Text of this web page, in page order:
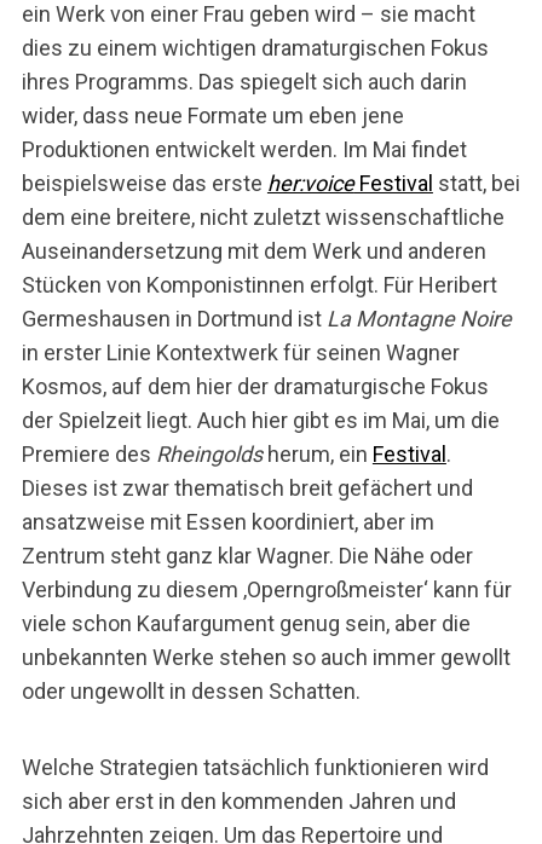
ein Werk von einer Frau geben wird – sie macht
dies zu einem wichtigen dramaturgischen Fokus
ihres Programms. Das spiegelt sich auch darin
wider, dass neue Formate um eben jene
Produktionen entwickelt werden. Im Mai findet
beispielsweise das erste her:voiceFestival statt, bei
dem eine breitere, nicht zuletzt wissenschaftliche
Auseinandersetzung mit dem Werk und anderen
Stücken von Komponistinnen erfolgt. Für Heribert
Germeshausen in Dortmund ist La Montagne Noire
in erster Linie Kontextwerk für seinen Wagner
Kosmos, auf dem hier der dramaturgische Fokus
der Spielzeit liegt. Auch hier gibt es im Mai, um die
Premiere des Rheingoldsherum, ein Festival .
Dieses ist zwar thematisch breit gefächert und
ansatzweise mit Essen koordiniert, aber im
Zentrum steht ganz klar Wagner. Die Nähe oder
Verbindung zu diesem ‚Operngroßmeister‘ kann für
viele schon Kaufargument genug sein, aber die
unbekannten Werke stehen so auch immer gewollt
oder ungewollt in dessen Schatten.
Welche Strategien tatsächlich funktionieren wird
sich aber erst in den kommenden Jahren und
Jahrzehnten zeigen. Um das Repertoire und